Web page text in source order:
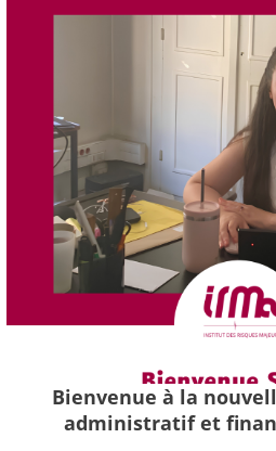
Bienvenue à la
administratif et